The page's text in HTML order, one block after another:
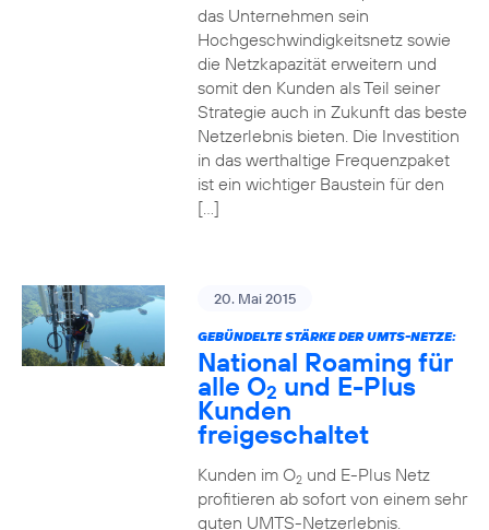
das Unternehmen sein
Hochgeschwindigkeitsnetz sowie
die Netzkapazität erweitern und
somit den Kunden als Teil seiner
Strategie auch in Zukunft das beste
Netzerlebnis bieten. Die Investition
in das werthaltige Frequenzpaket
ist ein wichtiger Baustein für den
[…]
20. Mai 2015
GEBÜNDELTE STÄRKE DER UMTS-NETZE:
National Roaming für
alle O2 und E-Plus
Kunden
freigeschaltet
Kunden im O2und E-Plus Netz
profitieren ab sofort von einem sehr
guten UMTS-Netzerlebnis.